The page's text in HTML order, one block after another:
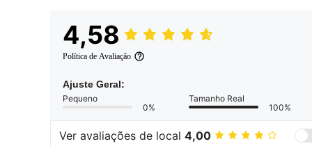
4,58
Política de Avaliação
Ajuste Geral:
Pequeno
0%
Tamanho Real
100%
Ver avaliações de local 4,00